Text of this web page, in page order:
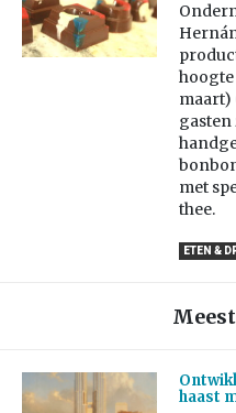
hoogte
maart)
gasten
met
thee.
ETEN &
haast